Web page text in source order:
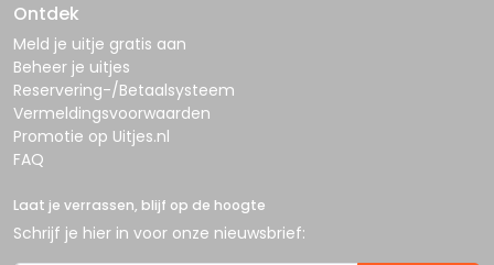
Ontdek
Meld je uitje gratis aan
Beheer je uitjes
Reservering-/Betaalsysteem
Vermeldingsvoorwaarden
Promotie op Uitjes.nl
FAQ
Laat je verrassen, blijf op de hoogte
Schrijf je hier in voor onze nieuwsbrief: